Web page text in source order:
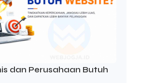
dan Perusahaan Butuh